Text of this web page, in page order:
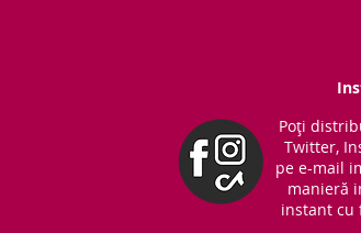
Poți
Twitter,
pe e-mail
manieră
instant cu